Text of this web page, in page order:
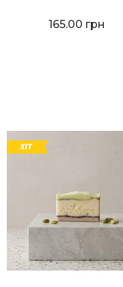
165.00 грн